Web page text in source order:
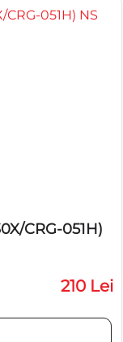
CRG-051H)
210 Lei